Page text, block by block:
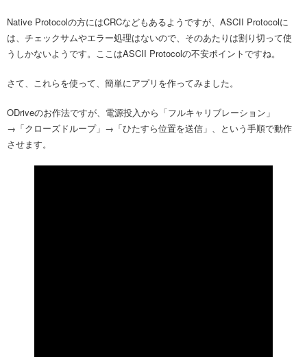
Native Protocolの方にはCRCなどもあるようですが、ASCII Protocolに
は、チェックサムやエラー処理はないので、そのあたりは割り切って使
うしかないようです。ここはASCII Protocolの不安ポイントですね。
さて、これらを使って、簡単にアプリを作ってみました。
ODriveのお作法ですが、電源投入から「フルキャリブレーション」
→「クローズドループ」→「ひたすら位置を送信」、という手順で動作
させます。